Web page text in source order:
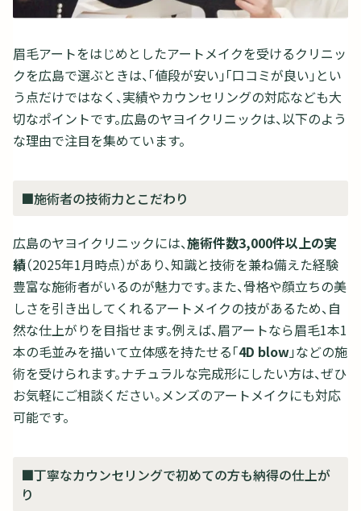
眉毛アートをはじめとしたアートメイクを受けるクリニッ
クを広島で選ぶときは、「値段が安い」「口コミが良い」とい
う点だけではなく、実績やカウンセリングの対応なども大
切なポイントです。広島のヤヨイクリニックは、以下のよう
な理由で注目を集めています。
■施術者の技術力とこだわり
広島のヤヨイクリニックには、施術件数3,000件以上の実
績（2025年1月時点）があり、知識と技術を兼ね備えた経験
豊富な施術者がいるのが魅力です。また、骨格や顔立ちの美
しさを引き出してくれるアートメイクの技があるため、自
然な仕上がりを目指せます。例えば、眉アートなら眉毛1本1
本の毛並みを描いて立体感を持たせる「4D blow」などの施
術を受けられます。ナチュラルな完成形にしたい方は、ぜひ
お気軽にご相談ください。メンズのアートメイクにも対応
可能です。
■丁寧なカウンセリングで初めての方も納得の仕上が
り